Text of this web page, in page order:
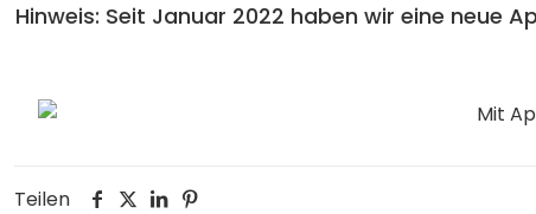
Hinweis: Seit Januar 2022 haben wir eine neue
Teilen